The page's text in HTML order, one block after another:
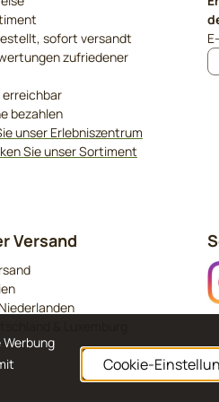
sofort versandt
zufriedener
bezahlen
unser Erlebniszentrum
Sie unser Sortiment
Versand
Cookie-